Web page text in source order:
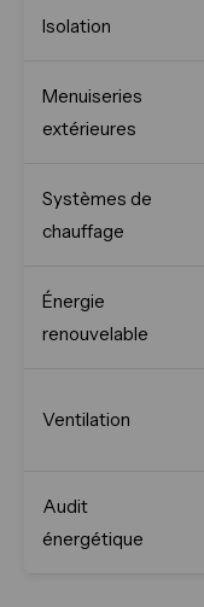
Isolation
Menuiseries
extérieures
Systèmes de
chauffage
Énergie
renouvelable
Ventilation
Audit
énergétique